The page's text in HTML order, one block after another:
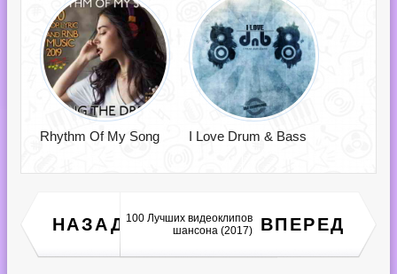
Rhythm Of My Song I Love Drum & Bass
НАЗАД
Dannic - Fonk Radio (099-
110) (2018)
ВПЕРЕД
100 Лучших видеоклипов
шансона (2017)